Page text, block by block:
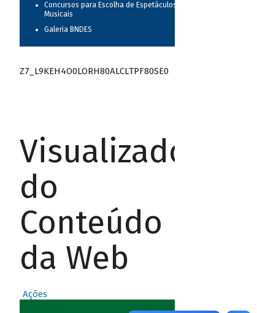
Concursos para Escolha de Espetáculos
Musicais
Galeria BNDES
Z7_L9KEH4O0LORH80ALCLTPF80SE0
Visualizador
do
Conteúdo
da Web
Ações